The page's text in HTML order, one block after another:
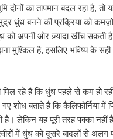
दोनों का तापमान बदल रहा है, तो
धुंध बनने की प्रक्रिया को
को अपनी ओर ज़्यादा खींच सकती
मुश्किल है, इसलिए भविष्य के
रहे हैं कि धुंध पहले से कम हो
शोध बताते हैं कि कैलिफोर्निया
है। लेकिन यह पूरी तरह पक्का नहीं
में धुंध को दूसरे बादलों से अलग